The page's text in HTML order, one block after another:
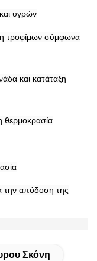
υγρών
τροφίμων σύμφωνα
και κατάταξη
θερμοκρασία
την απόδοση της
Σκόνη